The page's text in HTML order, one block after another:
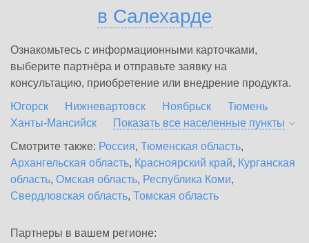
в Салехарде
Ознакомьтесь с информационными карточками,
выберите партнёра и отправьте заявку на
консультацию, приобретение или внедрение продукта.
Югорск
Нижневартовск Ноябрьск
Тюмень
Ханты-Мансийск
Показать все населенные пункты
Смотрите также: Россия, Тюменская область,
Архангельская область, Красноярский край, Курганская
область, Омская область, Республика Коми,
Свердловская область, Томская область
Партнеры в вашем регионе: